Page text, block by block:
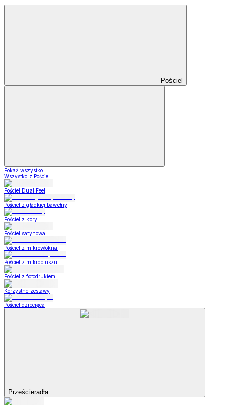
Pościel
Pokaż wszystko
Wszystko z Pościel
Pościel Dual Feel
Pościel z gładkiej bawełny
Pościel z kory
Pościel satynowa
Pościel z mikrowłókna
Pościel z mikropluszu
Pościel z fotodrukiem
Korzystne zestawy
Pościel dziecięca
Prześcieradła